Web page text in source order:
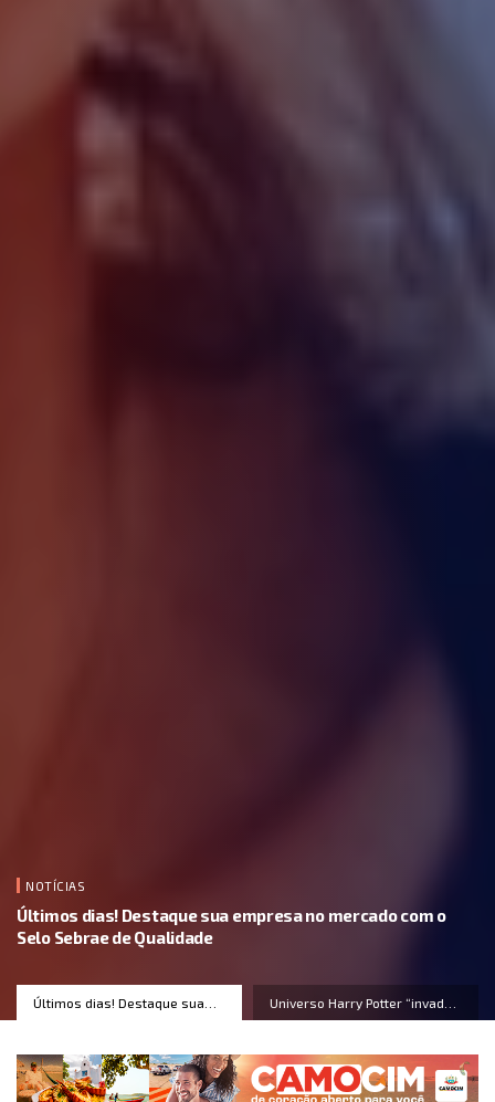
NOTÍCIAS
Últimos dias! Destaque sua empresa no mercado com o
Selo Sebrae de Qualidade
Últimos dias! Destaque sua
Universo Harry Potter “invade”
Shopping Iguatemi Bosque